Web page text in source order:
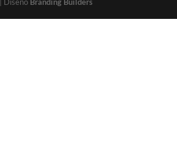
| Diseño Branding Builders